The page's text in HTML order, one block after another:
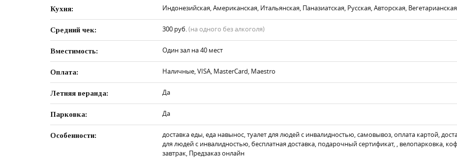
Кухня: Индонезийская, Американская, Итальянская, Паназиатская, Русская, Авторская, Вегетарианская
Средний чек: 300 руб.(на одного без алкоголя)
Вместимость: Один зал на 40 мест
Оплата: Наличные, VISA, MasterCard, Maestro
Летняя веранда: Да
Парковка: Да
Особенности:
доставка еды, еда навынос, туалет для людей с инвалидностью, самовывоз, оплата картой,
для людей с инвалидностью, бесплатная доставка, подарочный сертификат, , велопарковка,
завтрак, Предзаказ онлайн